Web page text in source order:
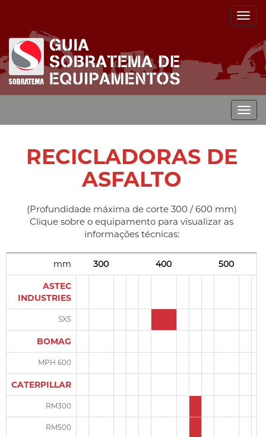
RECICLADORAS DE
ASFALTO
(Profundidade máxima de corte 300 / 600 mm)
Clique sobre o equipamento para visualizar as
informações técnicas:
mm 300 400 500
ASTEC
INDUSTRIES
SX5
BOMAG
MPH 600
CATERPILLAR
RM300
RM500